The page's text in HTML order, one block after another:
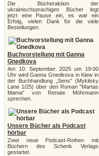
Die Bücheraktion der
ukrainischsprachigen Bücher legt
jetzt eine Pause ein, es war ein
Erfolg, vielen Dank für die viele
Bestellungen.
Buchvorstellung mit Ganna
Gnedkova
Am 10. September 2025 um 19:00
Uhr wird Ganna Gnedkova in Kiew in
der Buchhandlung „Sens” (Mykilsky
Lane 1/25) über den Roman "Martas
Mama" von Renate Möhrmann
sprechen.
Unsere Bücher als Podcast
hörbar
Zwei neue Podcast-Reihen mit
Büchern des Schenk Verlags
gestartet.